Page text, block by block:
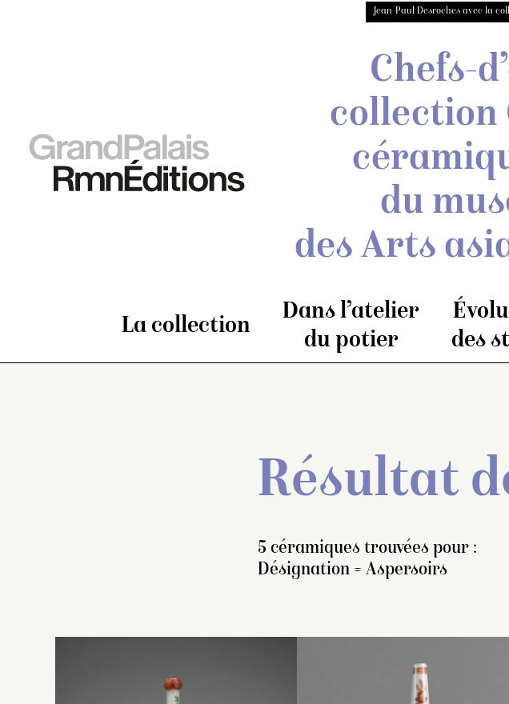
Jean-Paul Desroches avec la
Chefs-
du
des Arts
La collection
Dans l’atelier
du potier
des
Résultat
5 céramiques trouvées pour :
Désignation = Aspersoirs